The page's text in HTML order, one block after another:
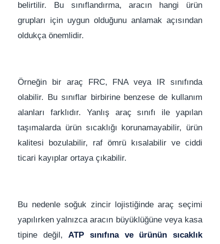
belirtilir. Bu sınıflandırma, aracın hangi ürün
grupları için uygun olduğunu anlamak açısından
oldukça önemlidir.
Örneğin bir araç FRC, FNA veya IR sınıfında
olabilir. Bu sınıflar birbirine benzese de kullanım
alanları farklıdır. Yanlış araç sınıfı ile yapılan
taşımalarda ürün sıcaklığı korunamayabilir, ürün
kalitesi bozulabilir, raf ömrü kısalabilir ve ciddi
ticari kayıplar ortaya çıkabilir.
Bu nedenle soğuk zincir lojistiğinde araç seçimi
yapılırken yalnızca aracın büyüklüğüne veya kasa
tipine değil,ATP sınıfına ve ürünün sıcaklık